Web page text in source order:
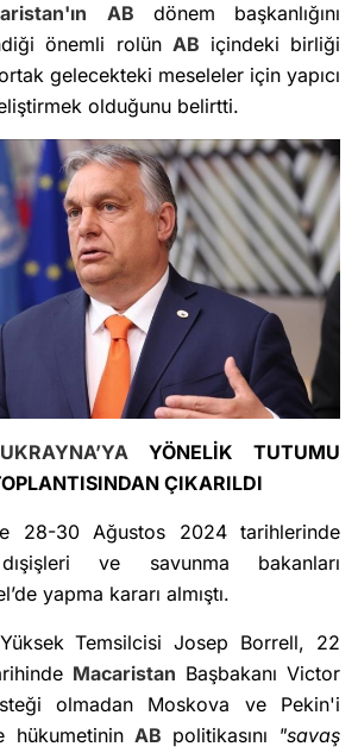
AB dönem başkanlığını
önemli rolün AB içindeki birliği
gelecekteki meseleler için yapıcı
olduğunu belirtti.
UKRAYNA’YA YÖNELİK TUTUMU
ÇIKARILDI
28-30 Ağustos 2024 tarihlerinde
ve savunma bakanları
yapma kararı almıştı.
Temsilcisi Josep Borrell, 22
Macaristan Başbakanı Victor
olmadan Moskova ve Pekin'i
hükumetinin AB politikasını "savaş